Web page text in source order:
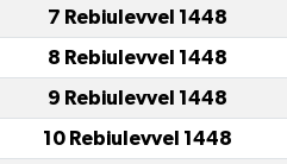
7 Rebiulevvel 1448
8 Rebiulevvel 1448
9 Rebiulevvel 1448
10 Rebiulevvel 1448